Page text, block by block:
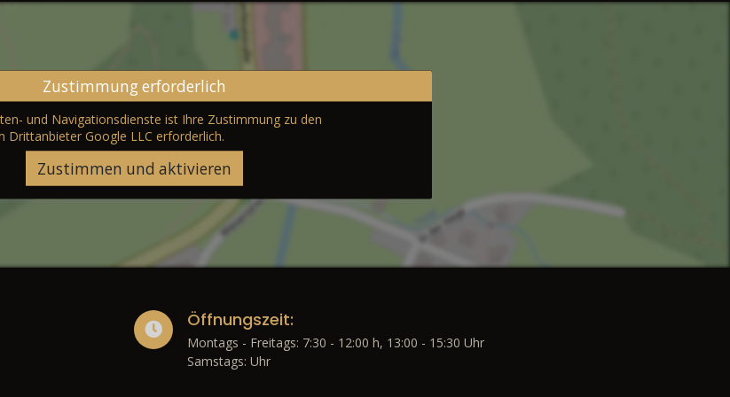
Zustimmung erforderlich
und Navigationsdienste ist Ihre Zustimmung zu den
Drittanbieter Google LLC erforderlich.
Zustimmen und aktivieren
Öffnungszeit:
Montags - Freitags: 7:30 - 12:00 h, 13:00 - 15:30 Uhr
Samstags: Uhr